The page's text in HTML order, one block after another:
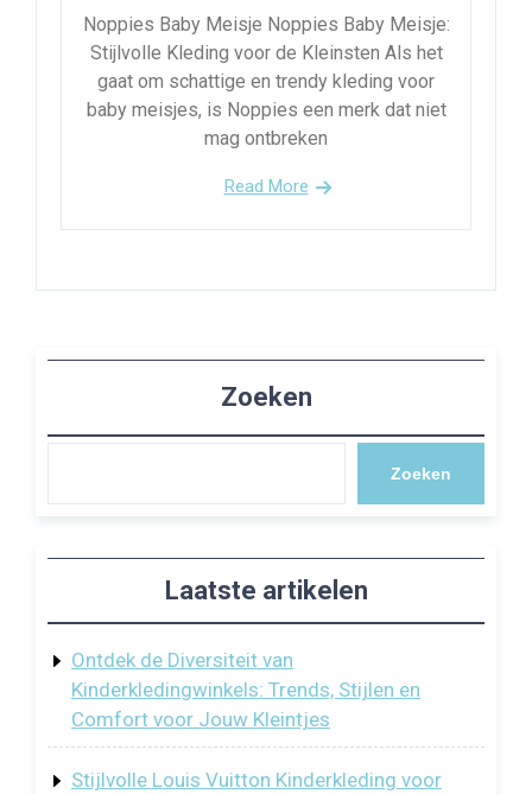
Noppies Baby Meisje Noppies Baby Meisje:
Stijlvolle Kleding voor de Kleinsten Als het
gaat om schattige en trendy kleding voor
baby meisjes, is Noppies een merk dat niet
mag ontbreken
Read More
Zoeken
Zoeken
Laatste artikelen
Ontdek de Diversiteit van
Kinderkledingwinkels: Trends, Stijlen en
Comfort voor Jouw Kleintjes
Stijlvolle Louis Vuitton Kinderkleding voor